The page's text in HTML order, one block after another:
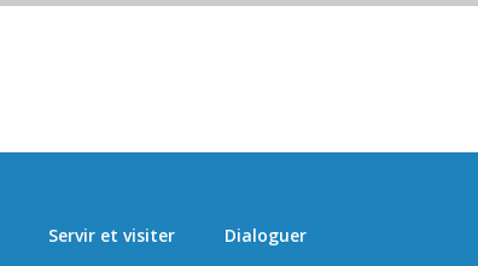
Servir et visiter Dialoguer